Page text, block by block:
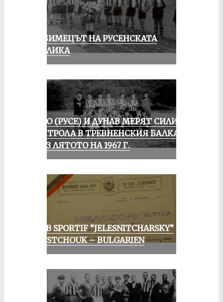
ЛЮБИМЕЦЪТ НА РУСЕНСКАТА
ПУБЛИКА
ЛОКО (РУСЕ) И ДУНАВ МЕРЯТ СИЛИ В
КОНТРОЛА В ТРЕВНЕНСКИЯ БАЛКАН
ПРЕЗ ЛЯТОТО НА 1967 Г.
CLUB SPORTIF “JELESNITCHARSKY”
ROUSTCHOUK – BULGARIEN